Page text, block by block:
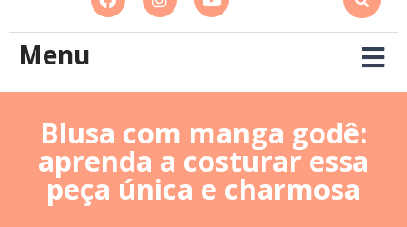
Menu
Blusa com manga godê:
aprenda a costurar essa
peça única e charmosa